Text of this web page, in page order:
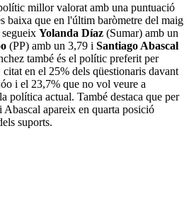
millor valorat amb una puntuació
baixa que en l'últim baròmetre del maig
Yolanda Díaz (Sumar) amb un
(PP) amb un 3,79 i Santiago Abascal
també és el polític preferit per
en el 25% dels qüestionaris davant
i el 23,7% que no vol veure a
política actual. També destaca que per
Abascal apareix en quarta posició
suports.